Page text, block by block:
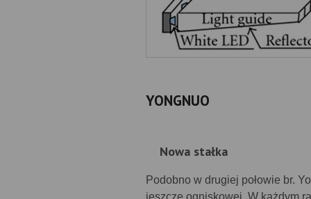
YONGNUO
Nowa stałka
Podobno w drugiej połowie br.
jeszcze ogniskowej. W każdym